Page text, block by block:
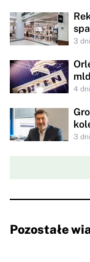
3
4
3
Pozostałe